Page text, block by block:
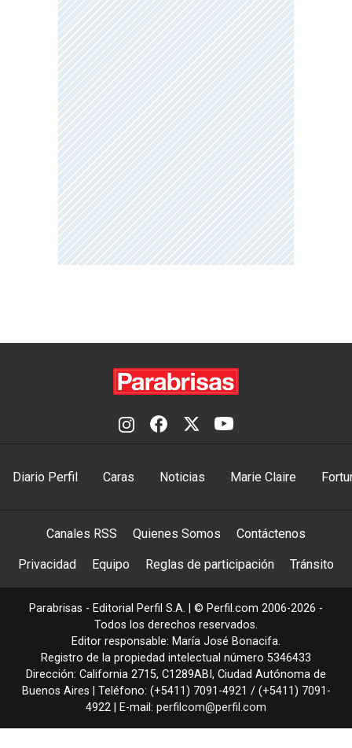
Diario Perfil Caras Noticias Marie Claire
Canales RSS Quienes Somos Contáctenos
Privacidad Equipo Reglas de participación Tránsito
Parabrisas - Editorial Perfil S.A. | © Perfil.com 2006-2026 -
Todos los derechos reservados.
Editor responsable: María José Bonacifa.
Registro de la propiedad intelectual número 5346433
Dirección: California 2715, C1289ABI , Ciudad Autónoma de
Buenos Aires | Teléfono: (+5411) 7091-4921 / (+5411) 7091-
4922 | E-mail: perfilcom@perfil.com